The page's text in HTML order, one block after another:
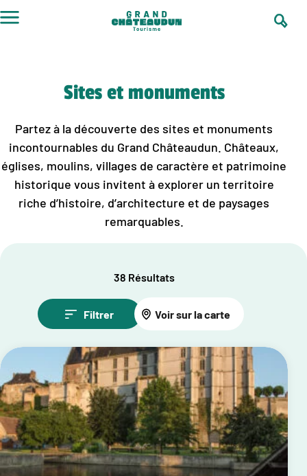
au
Sites et monuments
Partez à la découverte des sites et monuments
incontournables du Grand Châteaudun. Châteaux,
églises, moulins, villages de caractère et patrimoine
historique vous invitent à explorer un territoire
riche d’histoire, d’architecture et de paysages
remarquables.
38 Résultats
Filtrer Voir sur la carte